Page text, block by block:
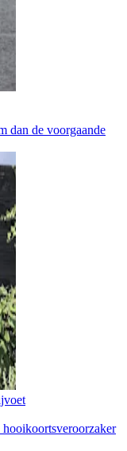
dan de voorgaande
hooikoortsveroorzaker